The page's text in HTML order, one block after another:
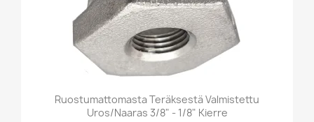
Ruostumattomasta Teräksestä Valmistettu
Uros/naaras 3/8" - 1/8" Kierre